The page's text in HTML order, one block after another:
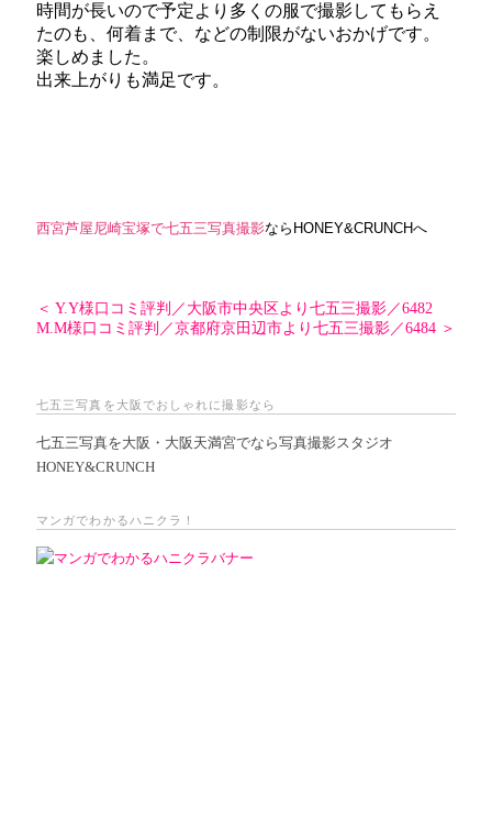
時間が長いので予定より多くの服で撮影してもらえ
たのも、何着まで、などの制限がないおかげです。
楽しめました。
出来上がりも満足です。
西宮芦屋尼崎宝塚で七五三写真撮影ならHONEY&CRUNCHへ
＜ Y.Y様口コミ評判／大阪市中央区より七五三撮影／6482
M.M様口コミ評判／京都府京田辺市より七五三撮影／6484 ＞
七五三写真を大阪でおしゃれに撮影なら
七五三写真を大阪・大阪天満宮でなら写真撮影スタジオ
HONEY&CRUNCH
マンガでわかるハニクラ！